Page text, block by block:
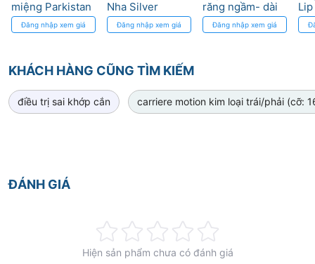
miệng Parkistan
Đăng nhập xem giá
Nha Silver
Solder 0.5mm
Morelli
Đăng nhập xem giá
răng ngầm- dài
1’’ Eyelet with
Chain Direct
Đăng nhập xem giá
KHÁCH HÀNG CŨNG TÌM KIẾM
điều trị sai khớp cắn carriere motion kim loại trái/phải (cỡ:
ĐÁNH GIÁ
0%
Hiện sản phẩm chưa có đánh giá